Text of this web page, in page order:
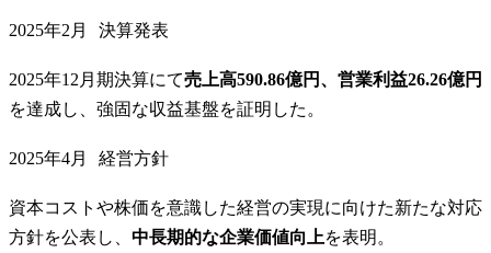
2025年2月 決算発表
2025年12月期決算にて売上高590.86億円、営業利益26.26億円
を達成し、強固な収益基盤を証明した。
2025年4月 経営方針
資本コストや株価を意識した経営の実現に向けた新たな対応
方針を公表し、 中長期的な企業価値向上を表明。